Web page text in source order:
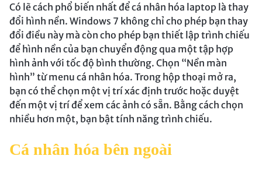
Có lẽ cách phổ biến nhất để cá nhân hóa laptop là thay
đổi hình nền. Windows 7 không chỉ cho phép bạn thay
đổi điều này mà còn cho phép bạn thiết lập trình chiếu
để hình nền của bạn chuyển động qua một tập hợp
hình ảnh với tốc độ bình thường. Chọn “Nền màn
hình” từ menu cá nhân hóa. Trong hộp thoại mở ra,
bạn có thể chọn một vị trí xác định trước hoặc duyệt
đến một vị trí để xem các ảnh có sẵn. Bằng cách chọn
nhiều hơn một, bạn bật tính năng trình chiếu.
Cá nhân hóa bên ngoài